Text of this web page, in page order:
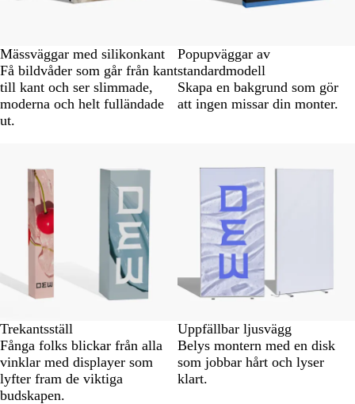
Mässväggar med silikonkant
Få bildvåder som går från kant
till kant och ser slimmade,
moderna och helt fulländade
ut.
Popupväggar av
standardmodell
Skapa en bakgrund som gör
att ingen missar din monter.
Trekantsställ
Fånga folks blickar från alla
vinklar med displayer som
lyfter fram de viktiga
budskapen.
Uppfällbar ljusvägg
Belys montern med en disk
som jobbar hårt och lyser
klart.